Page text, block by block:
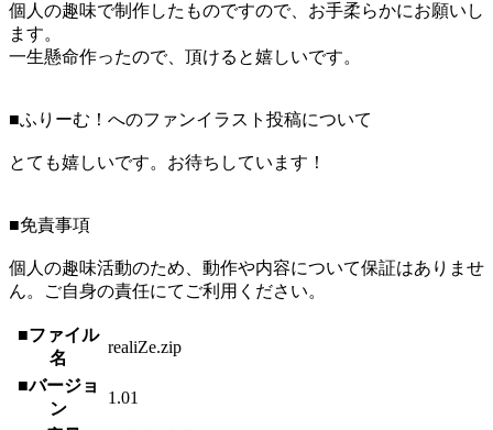
個人の趣味で制作したものですので、お手柔らかにお願いし
ます。
一生懸命作ったので、頂けると嬉しいです。
■ふりーむ！へのファンイラスト投稿について
とても嬉しいです。お待ちしています！
■免責事項
個人の趣味活動のため、動作や内容について保証はありませ
ん。ご自身の責任にてご利用ください。
■ファイル
名
realiZe.zip
■バージョ
ン
1.01